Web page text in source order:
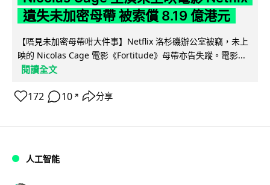
遺失未加密母帶 被索償 8.19 億港元
【唔見未加密母帶咁大件事】Netflix 洛杉磯辦公室被竊，未上
映的 Nicolas Cage 電影《Fortitude》母帶亦告失蹤。電影...
閱讀全文
172 10 ↗ 分享
人工智能